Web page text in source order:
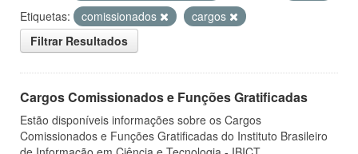
Etiquetas:
comissionados
cargos
Filtrar Resultados
Cargos Comissionados e Funções Gratificadas
Estão disponíveis informações sobre os Cargos
Comissionados e Funções Gratificadas do Instituto Brasileiro